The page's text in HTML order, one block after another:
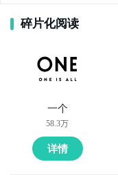
碎片化阅读
一个
58.3万
详情